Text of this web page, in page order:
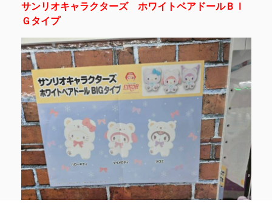
サンリオキャラクターズ ホワイトベアドールＢＩ
Ｇタイプ